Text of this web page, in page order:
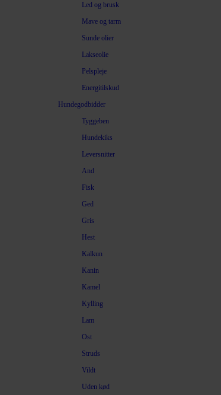
Led og brusk
Mave og tarm
Sunde olier
Lakseolie
Pelspleje
Energitilskud
Hundegodbidder
Tyggeben
Hundekiks
Leversnitter
And
Fisk
Ged
Gris
Hest
Kalkun
Kanin
Kamel
Kylling
Lam
Ost
Struds
Vildt
Uden kød